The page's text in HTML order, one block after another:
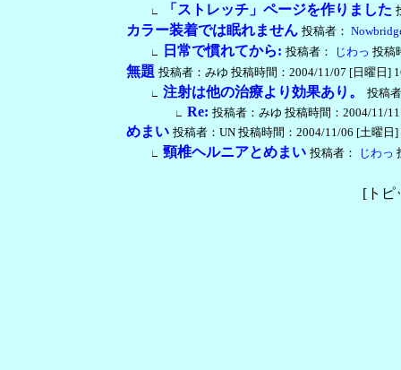
∟ 「ストレッチ」ページを作りました
カラー装着では眠れません 投稿者：
∟ 日常で慣れてから: 投稿者： じわっ 投稿
無題 投稿者：みゆ 投稿時間：2004/11/07 [日曜日]
∟ 注射は他の治療より効果あり。 投稿
∟ Re: 投稿者：みゆ 投稿時間：2004/11/
めまい 投稿者：UN 投稿時間：2004/11/06 [土曜日
∟ 頸椎ヘルニアとめまい 投稿者： じわっ
[トピ